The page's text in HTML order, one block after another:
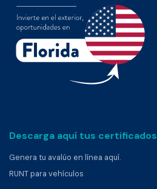
Descarga aquí tus certificados
Genera tu avalúo en línea aquí.
RUNT para vehículos